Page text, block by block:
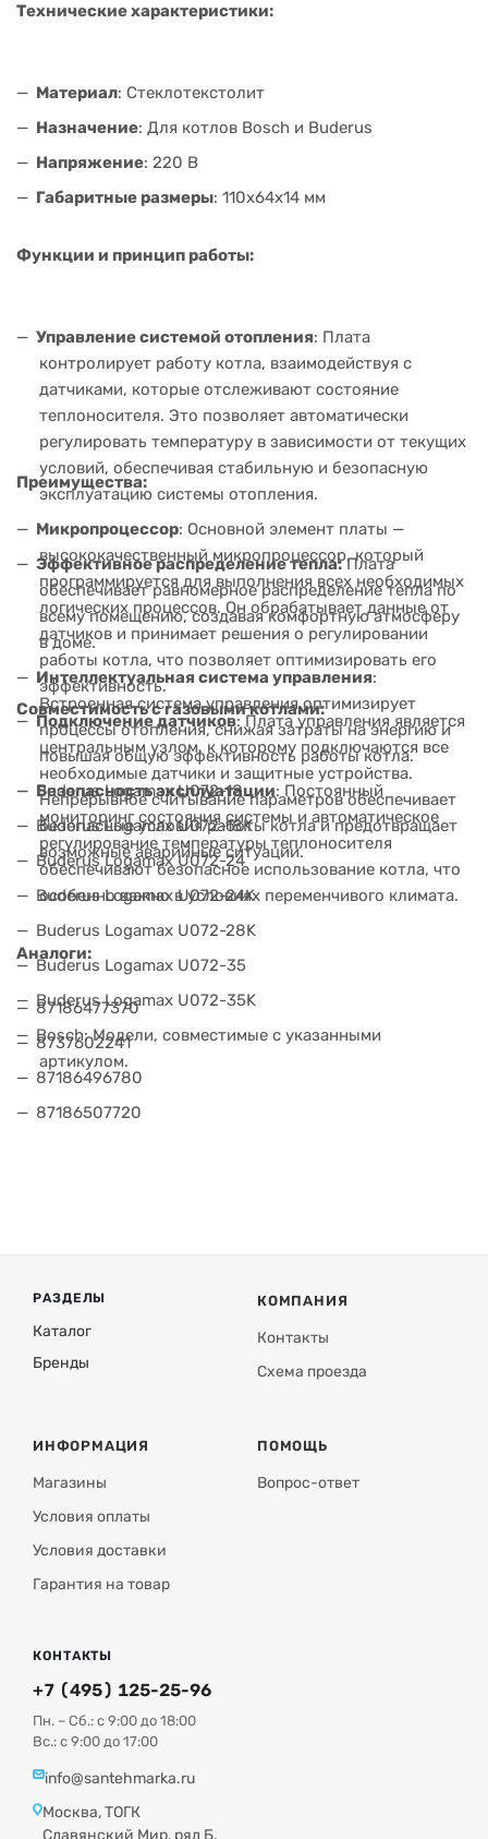
Технические характеристики:
Материал: Стеклотекстолит
Назначение: Для котлов Bosch и Buderus
Напряжение: 220 В
Габаритные размеры: 110х64х14 мм
Функции и принцип работы:
Управление системой отопления: Плата
контролирует работу котла, взаимодействуя с
датчиками, которые отслеживают состояние
теплоносителя. Это позволяет автоматически
регулировать температуру в зависимости от текущих
условий, обеспечивая стабильную и безопасную
эксплуатацию системы отопления.
Микропроцессор: Основной элемент платы —
высококачественный микропроцессор, который
программируется для выполнения всех необходимых
логических процессов. Он обрабатывает данные от
датчиков и принимает решения о регулировании
работы котла, что позволяет оптимизировать его
эффективность.
Подключение датчиков: Плата управления является
центральным узлом, к которому подключаются все
необходимые датчики и защитные устройства.
Непрерывное считывание параметров обеспечивает
безопасные условия работы котла и предотвращает
возможные аварийные ситуации.
Преимущества:
Эффективное распределение тепла:Плата
обеспечивает равномерное распределение тепла по
всему помещению, создавая комфортную атмосферу
в доме.
Интеллектуальная система управления:
Встроенная система управления оптимизирует
процессы отопления, снижая затраты на энергию и
повышая общую эффективность работы котла.
Безопасность эксплуатации: Постоянный
мониторинг состояния системы и автоматическое
регулирование температуры теплоносителя
обеспечивают безопасное использование котла, что
особенно важно в условиях переменчивого климата.
Совместимость с газовыми котлами:
Buderus Logamax U072-18
Buderus Logamax U072-18K
Buderus Logamax U072-24
Buderus Logamax U072-24K
Buderus Logamax U072-28K
Buderus Logamax U072-35
Buderus Logamax U072-35K
Bosch: Модели, совместимые с указанными
артикулом.
Аналоги:
87186477370
8737602241
87186496780
87186507720
РАЗДЕЛЫ
Каталог
Бренды
КОМПАНИЯ
Контакты
Схема проезда
ИНФОРМАЦИЯ
Магазины
Условия оплаты
Условия доставки
Гарантия на товар
ПОМОЩЬ
Вопрос-ответ
КОНТАКТЫ
+7 (495) 125-25-96
Пн. – Сб.: с 9:00 до 18:00
Вс.: с 9:00 до 17:00
info@santehmarka.ru
Москва, ТОГК
Славянский Мир, ряд Б,